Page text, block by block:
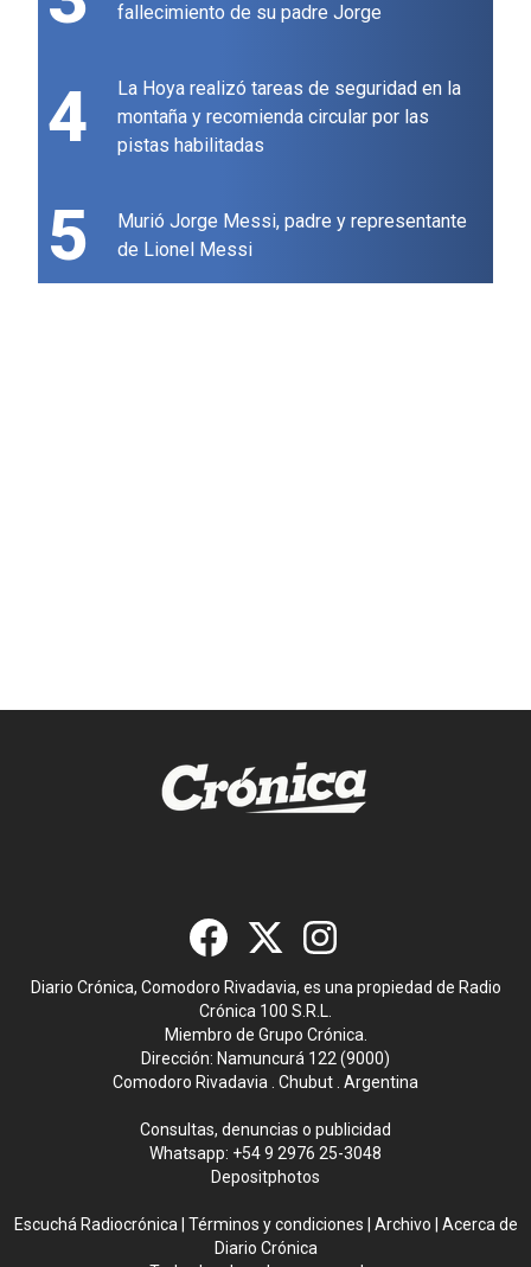
fallecimiento de su padre Jorge
4
La Hoya realizó tareas de seguridad en la
montaña y recomienda circular por las
pistas habilitadas
5
Murió Jorge Messi, padre y representante
de Lionel Messi
Diario Crónica, Comodoro Rivadavia, es una propiedad de Radio
Crónica 100 S.R.L.
Miembro de Grupo Crónica.
Dirección: Namuncurá 122 (9000)
Comodoro Rivadavia . Chubut . Argentina
Consultas, denuncias o publicidad
Whatsapp: +54 9 2976 25-3048
Depositphotos
Escuchá Radiocrónica Términos y condiciones Archivo
Acerca de
Diario Crónica